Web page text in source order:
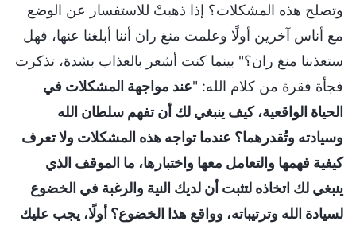
وتصلح هذه المشكلات؟ إذا ذهبتْ للاستفسار عن الوضع
مع أناس آخرين أولًا وعلمت منغ ران أننا أبلغنا عنها، فهل
ستعذبنا منغ ران؟" بينما كنت أشعر بالعذاب بشدة، تذكرت
فجأة فقرة من كلام الله: "عند مواجهة المشكلات في
الحياة الواقعية، كيف ينبغي لك أن تفهم سلطان الله
وسيادته وتُقدرهما؟ عندما تواجه هذه المشكلات ولا تعرف
كيفية فهمها والتعامل معها واختبارها، ما الموقف الذي
ينبغي لك اتخاذه لتثبت أن لديك النية والرغبة في الخضوع
لسيادة الله وترتيباته، وواقع هذا الخضوع؟ أولًا، يجب عليك